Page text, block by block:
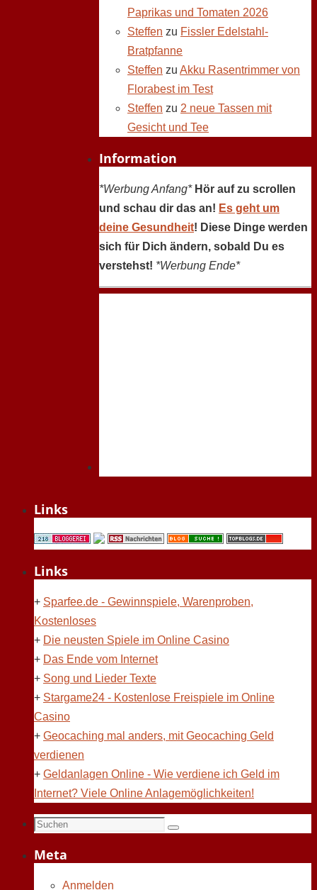
Paprikas und Tomaten 2026
Steffen zu Fissler Edelstahl-
Bratpfanne
Steffen zu Akku Rasentrimmer von
Florabest im Test
Steffen zu 2 neue Tassen mit
Gesicht und Tee
Information
*Werbung Anfang* Hör auf zu scrollen
und schau dir das an! Es geht um
deine Gesundheit! Diese Dinge werden
sich für Dich ändern, sobald Du es
verstehst! *Werbung Ende*
Links
Links
+ Sparfee.de - Gewinnspiele, Warenproben,
Kostenloses
+ Die neusten Spiele im Online Casino
+ Das Ende vom Internet
+ Song und Lieder Texte
+ Stargame24 - Kostenlose Freispiele im Online
Casino
+ Geocaching mal anders, mit Geocaching Geld
verdienen
+ Geldanlagen Online - Wie verdiene ich Geld im
Internet? Viele Online Anlagemöglichkeiten!
Suchen
Suchen
Meta
Anmelden